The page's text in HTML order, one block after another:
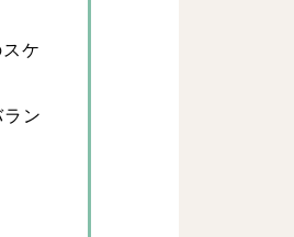
ケ
ン